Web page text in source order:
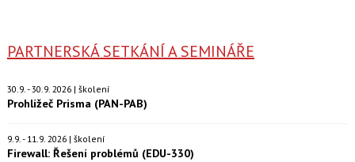
PARTNERSKÁ SETKÁNÍ A SEMINÁŘE
30.9. - 30.9. 2026 | školení
Prohlížeč Prisma (PAN-PAB)
9.9. - 11.9. 2026 | školení
Firewall: Řešení problémů (EDU-330)